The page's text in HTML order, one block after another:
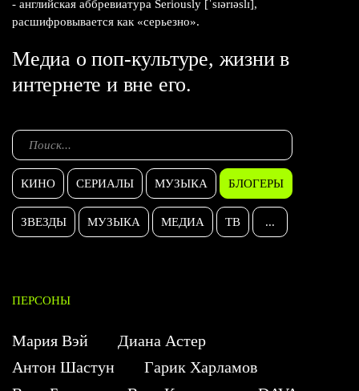
- английская аббревиатура Seriously [ˈsɪərɪəslɪ],
расшифровывается как «серьезно».
Медиа о поп-культуре, жизни в
интернете и вне его.
КИНО СЕРИАЛЫ МУЗЫКА БЛОГЕРЫ
ЗВЕЗДЫ МУЗЫКА МЕДИА ТВ ...
ПЕРСОНЫ
Мария Вэй
Диана Астер
Антон Шастун
Гарик Харламов